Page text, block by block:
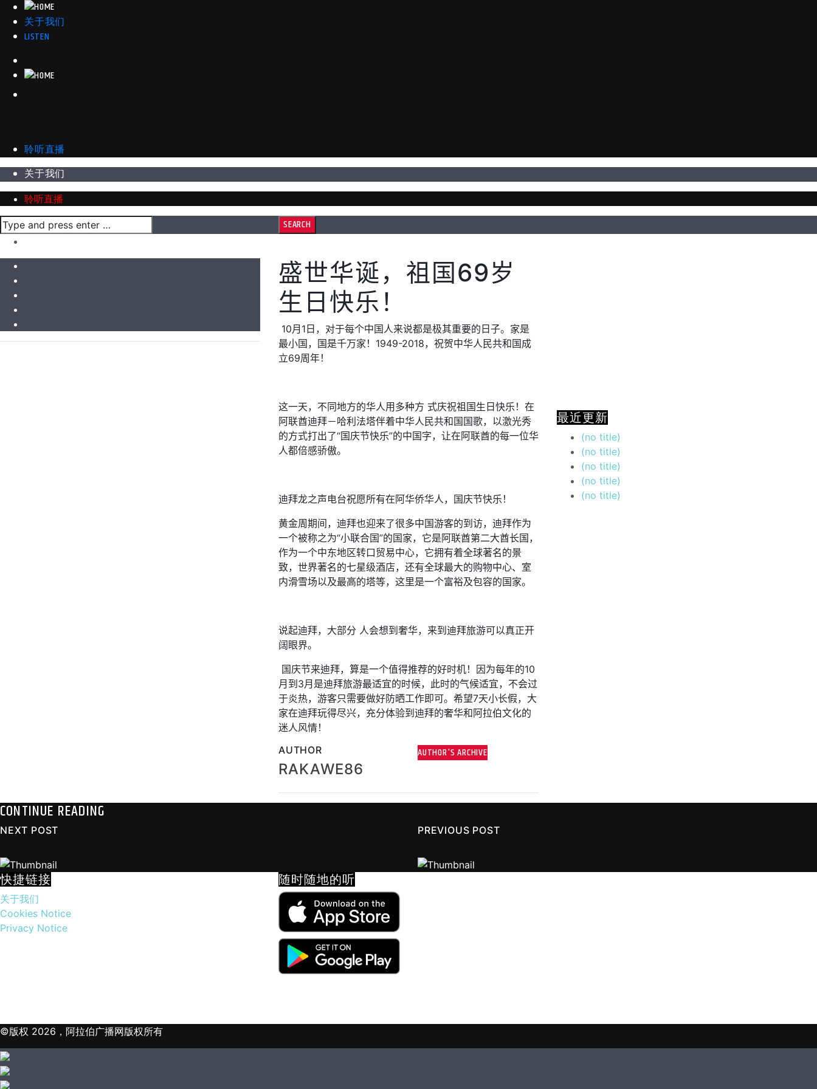
关于我们
LISTEN
聆听直播
关于我们
聆听直播
盛世华诞，祖国 69岁
生日快乐！
10月 1 日，对于每个中国人来说都是极其重要的日子。家是
最小国，国是千万家！ 1949-2018，祝贺中华人民共和国成
立69周年！
这一天，不同地方的华人用多种方 式庆祝祖国生日快乐！在
阿联酋迪拜－哈利法塔伴着中华人民共和国国歌，以激光秀
的方式打出了“国庆节快乐”的中国字，让在阿联酋的每一位华
人都倍感骄傲。
迪拜龙之声电台祝愿所有在阿华侨华人，国庆节快乐！
黄金周期间，迪拜也迎来了很多中国游客的到访，迪拜作为
一个被称之为“小联合国”的国家，它是阿联酋第二大酋长国，
作为一个中东地区转口贸易中心，它拥有着全球著名的景
致，世界著名的七星级酒店，还有全球最大的购物中心、室
内滑雪场以及最高的塔等，这里是一个富裕及包容的国家。
说起迪拜，大部分 人会想到奢华，来到迪拜旅游可以真正开
阔眼界。
国庆节来迪拜，算是一个值得推荐的好时机！因为每年的10
月到 3月是迪拜旅游最适宜的时候，此时的气候适宜，不会过
于炎热，游客只需要做好防晒工作即可。希望7天小长假，大
家在迪拜玩得尽兴，充分体验到迪拜的奢华和阿拉伯文化的
迷人风情！
AUTHOR
RAKAWE86
AUTHOR'S ARCHIVE
最近更新
(no title)
(no title)
(no title)
(no title)
(no title)
CONTINUE READING
NEXT POST PREVIOUS POST
快捷链接
关于我们
Cookies Notice
Privacy Notice
随时随地的听
©版权 2026，阿拉伯广播网版权所有